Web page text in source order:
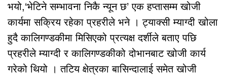
भयो,‘भेटिने सम्भावना निकै न्यून छ’ एक हप्तासम्म खोजी
कार्यमा सक्रिय रहेका प्रहरीले भने । ट्याक्सी म्याग्दी खोला
हुदै कालिगण्डकीमा मिसिएको प्रत्यक्ष दर्शीले बताए पछि
प्रहरीले म्याग्दी र कालिगण्डकीको दोभानबाट खोजी कार्य
गरेको थियो । तटिय क्षेत्रका बासिन्दालाई समेत खोजी